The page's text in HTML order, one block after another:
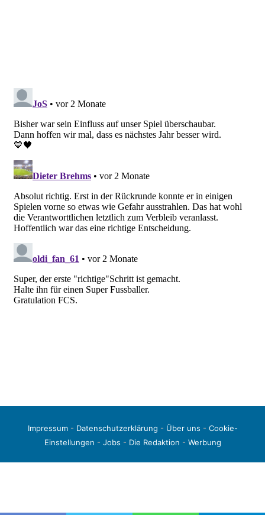
Impressum- Datenschutzerklärung - Über uns - Cookie-
Einstellungen - Jobs - Die Redaktion - Werbung